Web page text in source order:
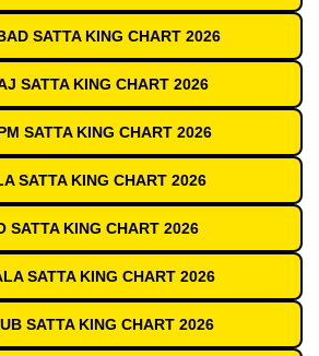
SATTA KING CHART 2026
SATTA KING CHART 2026
SATTA KING CHART 2026
SATTA KING CHART 2026
SATTA KING CHART 2026
SATTA KING CHART 2026
SATTA KING CHART 2026